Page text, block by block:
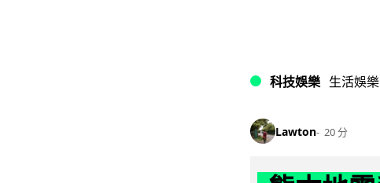
科技娛樂 生活娛樂
Lawton 20 分